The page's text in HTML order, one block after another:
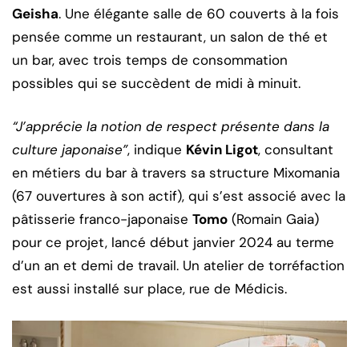
Geisha. Une élégante salle de 60 couverts à la fois
pensée comme un restaurant, un salon de thé et
un bar, avec trois temps de consommation
possibles qui se succèdent de midi à minuit.
“J’apprécie la notion de respect présente dans la
culture japonaise”, indique Kévin Ligot, consultant
en métiers du bar à travers sa structure Mixomania
(67 ouvertures à son actif), qui s’est associé avec la
pâtisserie franco-japonaise Tomo (Romain Gaia)
pour ce projet, lancé début janvier 2024 au terme
d’un an et demi de travail. Un atelier de torréfaction
est aussi installé sur place, rue de Médicis.